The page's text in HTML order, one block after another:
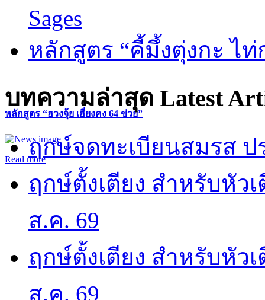
หลักสูตร “ฮวงจุ้ย เฮี่ยงคง 64 ข่วย”
Read more
Sages
หลักสูตร “คี้มึ้งตุ่งกะ ไ
บทความล่าสุด Latest
ฤกษ์จดทะเบียนสมรส ป
ฤกษ์ตั้งเตียง สำหรับหัว
ส.ค. 69
ฤกษ์ตั้งเตียง สำหรับหัว
ส.ค. 69